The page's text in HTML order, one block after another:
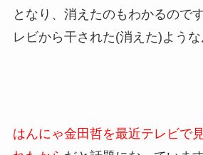
となり、消えたのもわかるので
レビから干された(消えた)ような
はんにゃ金田哲を最近テレビで